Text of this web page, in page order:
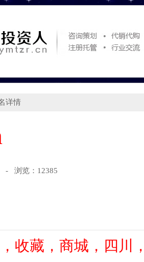
详情
- 浏览：12385
收藏，商城，四川